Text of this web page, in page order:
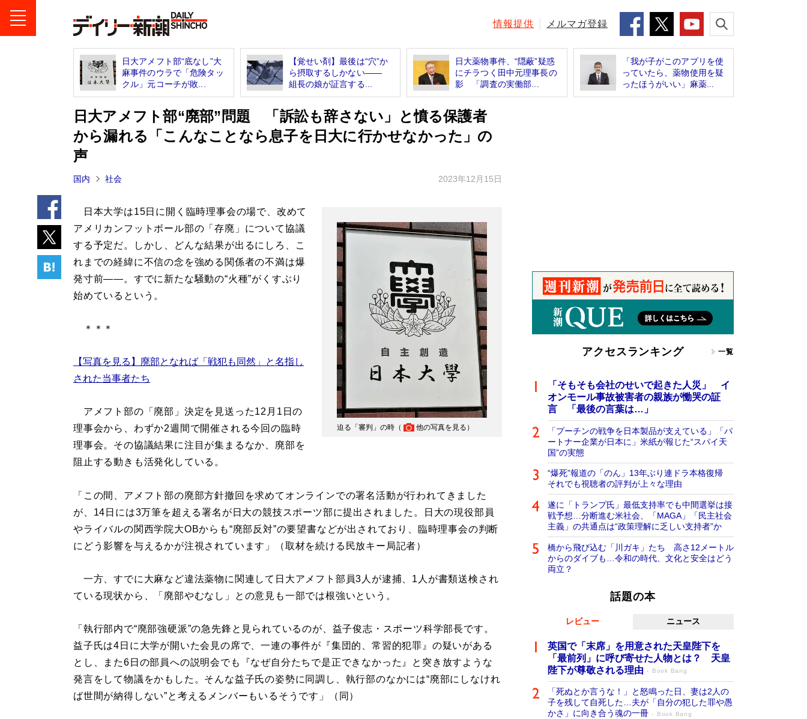
情報提供 メルマガ登録
日大アメフト部“底なし”大
麻事件のウラで「危険タッ
クル」元コーチが敗...
【覚せい剤】最後は“穴”か
ら摂取するしかない――
組長の娘が証言する...
日大薬物事件、“隠蔽”疑惑
にチラつく田中元理事長の
影 「調査の実働部...
「我が子がこのアプリを使
っていたら、薬物使用を疑
ったほうがいい」麻薬...
日大アメフト部“廃部”問題 「訴訟も辞さない」と憤る保護者
から漏れる「こんなことなら息子を日大に行かせなかった」の
声
国内 社会 2023年12月15日
迫る「審判」の時（ 他の写真を見る ）
日本大学は15日に開く臨時理事会の場で、改めて
アメリカンフットボール部の「存廃」について協議
する予定だ。しかし、どんな結果が出るにしろ、こ
れまでの経緯に不信の念を強める関係者の不満は爆
発寸前——。すでに新たな騒動の“火種”がくすぶり
始めているという。
＊＊＊
【写真を見る】廃部となれば「戦犯も同然」と名指し
された当事者たち
アメフト部の「廃部」決定を見送った12月1日の
理事会から、わずか2週間で開催される今回の臨時
理事会。その協議結果に注目が集まるなか、廃部を
阻止する動きも活発化している。
「この間、アメフト部の廃部方針撤回を求めてオンラインでの署名活動が行われてきました
が、14日には3万筆を超える署名が日大の競技スポーツ部に提出されました。日大の現役部員
やライバルの関西学院大OBからも“廃部反対”の要望書などが出されており、臨時理事会の判断
にどう影響を与えるかが注視されています」（取材を続ける民放キー局記者）
一方、すでに大麻など違法薬物に関連して日大アメフト部員3人が逮捕、1人が書類送検され
ている現状から、「廃部やむなし」との意見も一部では根強いという。
「執行部内で“廃部強硬派”の急先鋒と見られているのが、益子俊志・スポーツ科学部長です。
益子氏は4日に大学が開いた会見の席で、一連の事件が『集団的、常習的犯罪』の疑いがある
とし、また6日の部員への説明会でも『なぜ自分たちで是正できなかった』と突き放すような
発言をして物議をかもした。そんな益子氏の姿勢に同調し、執行部のなかには“廃部にしなけれ
ば世間が納得しない”と考えるメンバーもいるそうです」（同）
アクセスランキング 一覧
「そもそも会社のせいで起きた人災」 イ
オンモール事故被害者の親族が慟哭の証
言 「最後の言葉は…」
「プーチンの戦争を日本製品が支えている」「パ
ートナー企業が日本に」米紙が報じた“スパイ天
国”の実態
“爆死”報道の「のん」13年ぶり連ドラ本格復帰
それでも視聴者の評判が上々な理由
遂に「トランプ氏」最低支持率でも中間選挙は接
戦予想…分断進む米社会、「MAGA」「民主社会
主義」の共通点は“政策理解に乏しい支持者”か
橋から飛び込む「川ガキ」たち 高さ12メートル
からのダイブも…令和の時代、文化と安全はどう
両立？
話題の本
レビュー ニュース
英国で「末席」を用意された天皇陛下を
「最前列」に呼び寄せた人物とは？ 天皇
陛下が尊敬される理由
Book Bang
「死ぬとか言うな！」と怒鳴った日、妻は2人の
子を残して自死した…夫が「自分の犯した罪や愚
かさ」に向き合う魂の一冊
Book Bang